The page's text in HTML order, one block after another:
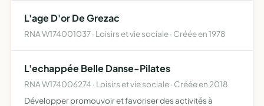
L'age D'or De Grezac
RNA W174001037 · Loisirs et vie sociale · Créée en 1978
L'echappée Belle Danse-Pilates
RNA W174006274 · Loisirs et vie sociale · Créée en 2018
Développer promouvoir et favoriser des activités à